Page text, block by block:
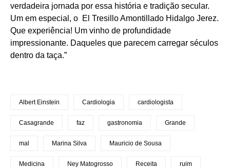
verdadeira jornada por essa história e tradição secular.
Um em especial, o El Tresillo Amontillado Hidalgo Jerez.
Que experiência! Um vinho de profundidade
impressionante. Daqueles que parecem carregar séculos
dentro da taça.”
Albert Einstein Cardiologia cardiologista
Casagrande faz gastronomia Grande
mal Marina Silva Mauricio de Sousa
Medicina Ney Matogrosso Receita ruim